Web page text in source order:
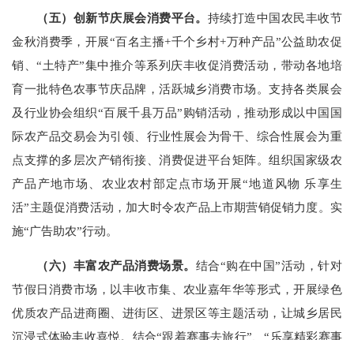
（五）创新节庆展会消费平台。 持续打造中国农民丰收节
金秋消费季，开展“百名主播+千个乡村+万种产品”公益助农促
销、“土特产”集中推介等系列庆丰收促消费活动，带动各地培
育一批特色农事节庆品牌，活跃城乡消费市场。支持各类展会
及行业协会组织“百展千县万品”购销活动，推动形成以中国国
际农产品交易会为引领、行业性展会为骨干、综合性展会为重
点支撑的多层次产销衔接、消费促进平台矩阵。组织国家级农
产品产地市场、农业农村部定点市场开展“地道风物 乐享生
活”主题促消费活动，加大时令农产品上市期营销促销力度。实
施“广告助农”行动。
（六）丰富农产品消费场景。 结合“购在中国”活动，针对
节假日消费市场，以丰收市集、农业嘉年华等形式，开展绿色
优质农产品进商圈、进街区、进景区等主题活动，让城乡居民
沉浸式体验丰收喜悦。结合“跟着赛事去旅行”、“乐享精彩赛事